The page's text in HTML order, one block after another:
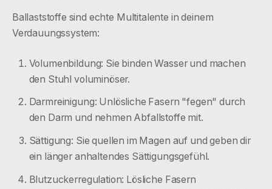
Ballaststoffe sind echte Multitalente in deinem
Verdauungssystem:
Volumenbildung: Sie binden Wasser und machen
den Stuhl voluminöser.
Darmreinigung: Unlösliche Fasern "fegen" durch
den Darm und nehmen Abfallstoffe mit.
Sättigung: Sie quellen im Magen auf und geben dir
ein länger anhaltendes Sättigungsgefühl.
Blutzuckerregulation: Lösliche Fasern